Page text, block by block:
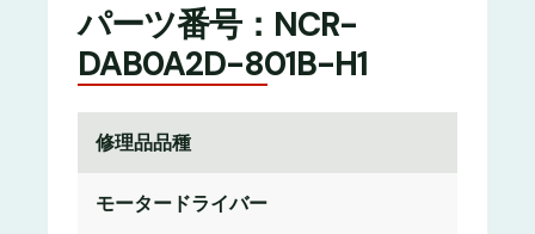
パーツ番号：NCR-
DAB0A2D-801B-H1
修理品品種
モータードライバー